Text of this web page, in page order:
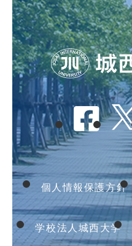
個人情報保護方針
学校法人城西大学